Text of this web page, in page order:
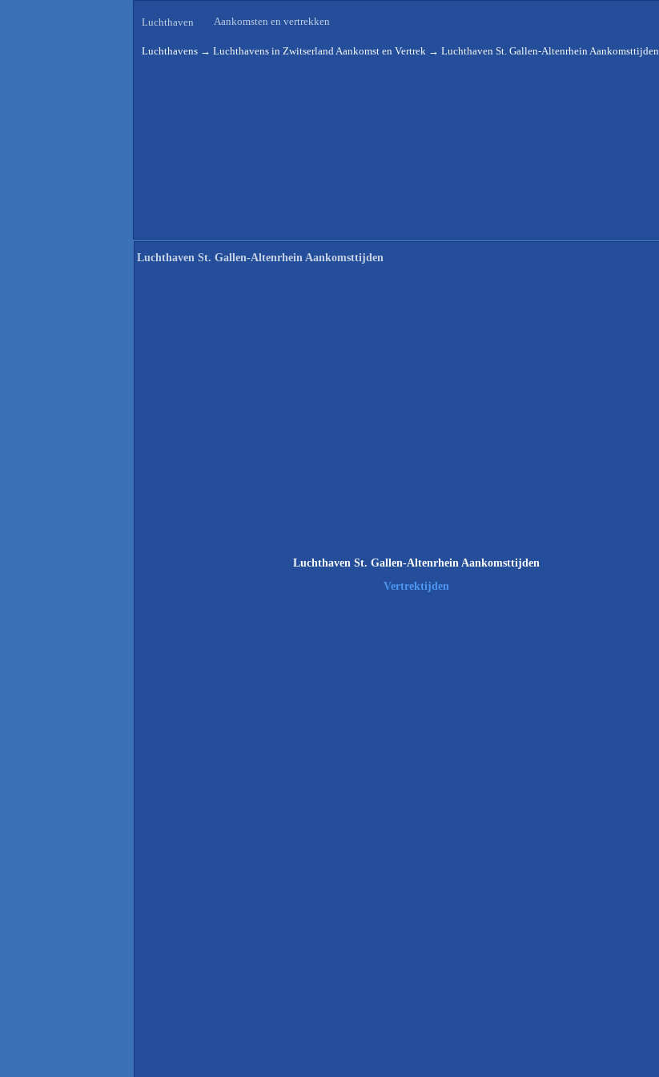
Luchthaven Aankomsten en vertrekken
Luchthavens → Luchthavens in Zwitserland Aankomst en Vertrek → Luchthaven St. Gallen-Altenrhein Aankomsttijden
Luchthaven St. Gallen-Altenrhein Aankomsttijden
Luchthaven St. Gallen-Altenrhein Aankomsttijden
Vertrektijden